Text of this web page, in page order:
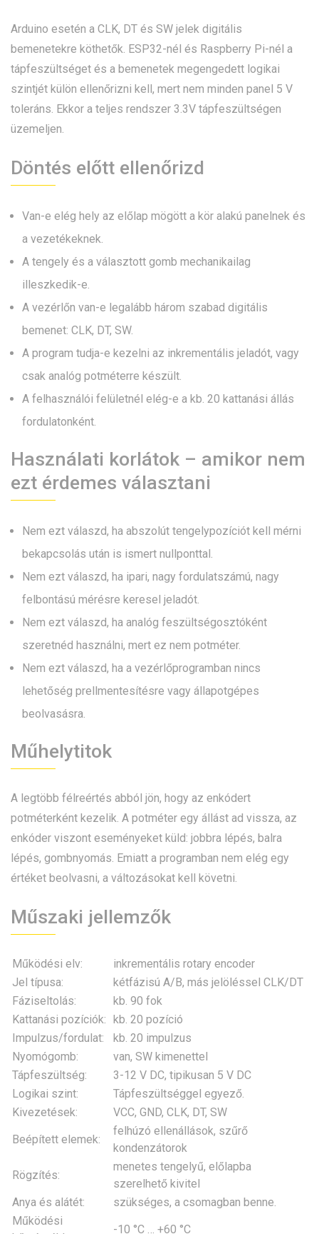
Arduino esetén a CLK, DT és SW jelek digitális
bemenetekre köthetők. ESP32-nél és Raspberry Pi-nél a
tápfeszültséget és a bemenetek megengedett logikai
szintjét külön ellenőrizni kell, mert nem minden panel 5 V
toleráns. Ekkor a teljes rendszer 3.3V tápfeszültségen
üzemeljen.
Döntés előtt ellenőrizd
Van-e elég hely az előlap mögött a kör alakú panelnek és
a vezetékeknek.
A tengely és a választott gomb mechanikailag
illeszkedik-e.
A vezérlőn van-e legalább három szabad digitális
bemenet: CLK, DT, SW.
A program tudja-e kezelni az inkrementális jeladót, vagy
csak analóg potméterre készült.
A felhasználói felületnél elég-e a kb. 20 kattanási állás
fordulatonként.
Használati korlátok – amikor nem
ezt érdemes választani
Nem ezt válaszd, ha abszolút tengelypozíciót kell mérni
bekapcsolás után is ismert nullponttal.
Nem ezt válaszd, ha ipari, nagy fordulatszámú, nagy
felbontású mérésre keresel jeladót.
Nem ezt válaszd, ha analóg feszültségosztóként
szeretnéd használni, mert ez nem potméter.
Nem ezt válaszd, ha a vezérlőprogramban nincs
lehetőség prellmentesítésre vagy állapotgépes
beolvasásra.
Műhelytitok
A legtöbb félreértés abból jön, hogy az enkódert
potméterként kezelik. A potméter egy állást ad vissza, az
enkóder viszont eseményeket küld: jobbra lépés, balra
lépés, gombnyomás. Emiatt a programban nem elég egy
értéket beolvasni, a változásokat kell követni.
Műszaki jellemzők
Működési elv:
inkrementális rotary encoder
Jel típusa:
kétfázisú A/B, más jelöléssel CLK/DT
Fáziseltolás:
kb. 90 fok
Kattanási pozíciók: kb. 20 pozíció
Impulzus/fordulat:
kb. 20 impulzus
Nyomógomb:
van, SW kimenettel
Tápfeszültség:
3-12 V DC, tipikusan 5 V DC
Logikai szint:
Tápfeszültséggel egyező.
Kivezetések:
VCC, GND, CLK, DT, SW
Beépített elemek:
felhúzó ellenállások, szűrő
kondenzátorok
Rögzítés:
menetes tengelyű, előlapba
szerelhető kivitel
Anya és alátét:
szükséges, a csomagban benne.
Működési
-10 °C … +60 °C